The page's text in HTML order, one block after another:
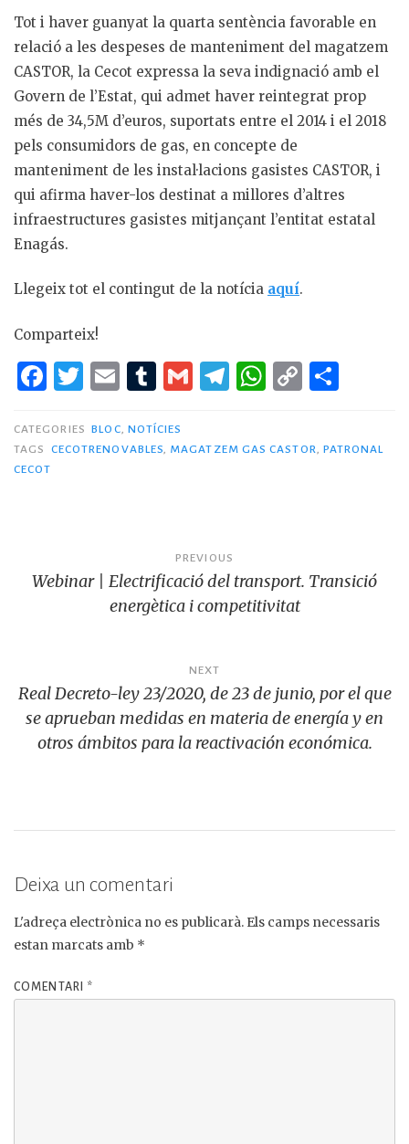
Tot i haver guanyat la quarta sentència favorable en
relació a les despeses de manteniment del magatzem
CASTOR, la Cecot expressa la seva indignació amb el
Govern de l’Estat, qui admet haver reintegrat prop
més de 34,5M d’euros, suportats entre el 2014 i el 2018
pels consumidors de gas, en concepte de
manteniment de les instal·lacions gasistes CASTOR, i
qui afirma haver-los destinat a millores d’altres
infraestructures gasistes mitjançant l’entitat estatal
Enagás.
Llegeix tot el contingut de la notícia aquí.
Comparteix!
F
c
e
k
T
it
te
E
ai
l
T
m
bl
G
l
T
g
W
s
C
y p
CATEGORIES BLOC, NOTÍCIES
TAGS
CECOTRENOVABLES, MAGATZEM GAS CASTOR, PATRONAL
CECOT
d'entrades
PREVIOUS
Webinar | Electrificació del transport. Transició
energètica i competitivitat
NEXT
Real Decreto-ley 23/2020, de 23 de junio, por el que
se aprueban medidas en materia de energía y en
otros ámbitos para la reactivación económica.
Deixa un comentari
L'adreça electrònica no es publicarà. Els camps necessaris
estan marcats amb *
COMENTARI *